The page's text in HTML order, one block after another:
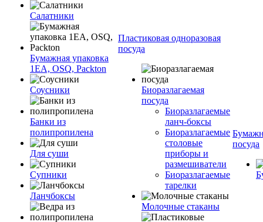
Салатники
Бумажная упаковка
1ЕА, OSQ, Packton
Соусники
Банки из
полипропилена
Для суши
Супники
Ланчбоксы
Пластиковая одноразовая
посуда
Биоразлагаемая
посуда
Биоразлагаемые
ланч-боксы
Биоразлагаемые
столовые
приборы и
размешиватели
Биоразлагаемые
тарелки
Молочные стаканы
посуда